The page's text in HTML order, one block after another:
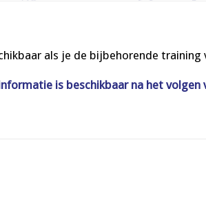
als je de bijbehorende
is beschikbaar na het volgen